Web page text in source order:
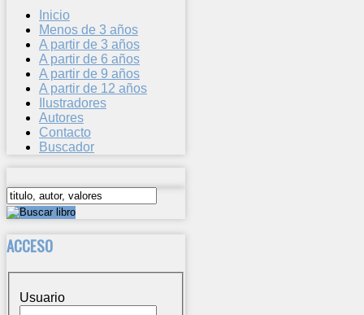
Inicio
Menos de 3 años
A partir de 3 años
A partir de 6 años
A partir de 9 años
A partir de 12 años
Ilustradores
Autores
Contacto
Buscador
ACCESO
Usuario